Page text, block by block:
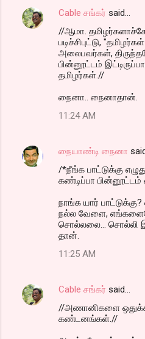
Cable சங்கர் said…
//ஆமா.
படிச்சிபுட்டு,
அலைபவர்கள்,
பின்னூட்டம்
தமிழர்கள்.//
நைனா.. நைனாதான்.
11:24 AM
நையாண்டி நைனா
/*நீங்க பாட்டுக்கு
கண்டிப்பா பின்னூட்டம்
நாங்க யார்
நல்ல வேளை,
சொல்லலை... சொல்லி
தான்.
11:25 AM
Cable சங்கர் said…
//அணானிகளை
கண்டனங்கள்.//